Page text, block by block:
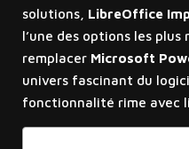
solutions, LibreOffice
l’une des options les
remplacer Microsoft
univers fascinant du
fonctionnalité rime avec